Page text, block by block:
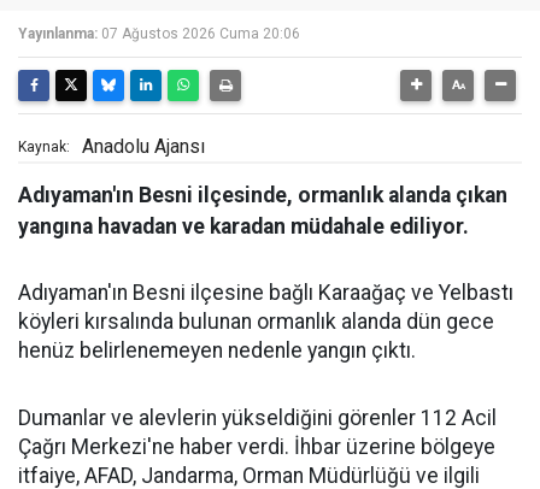
Yayınlanma: 07 Ağustos 2026 Cuma 20:06
Kaynak: Anadolu Ajansı
Adıyaman'ın Besni ilçesinde, ormanlık alanda çıkan
yangına havadan ve karadan müdahale ediliyor.
Adıyaman'ın Besni ilçesine bağlı Karaağaç ve Yelbastı
köyleri kırsalında bulunan ormanlık alanda dün gece
henüz belirlenemeyen nedenle yangın çıktı.
Dumanlar ve alevlerin yükseldiğini görenler 112 Acil
Çağrı Merkezi'ne haber verdi. İhbar üzerine bölgeye
itfaiye, AFAD, Jandarma, Orman Müdürlüğü ve ilgili